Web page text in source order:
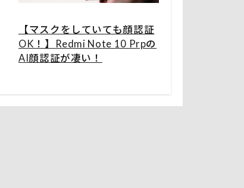
【マスクをしていても顔認証
OK！】Redmi Note 10 Prpの
AI顔認証が凄い！